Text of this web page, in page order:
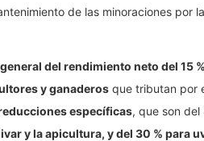
de las minoraciones por
del rendimiento neto del 15
y ganaderos que tributan por
específicas, que son del
y la apicultura, y del 30 % para